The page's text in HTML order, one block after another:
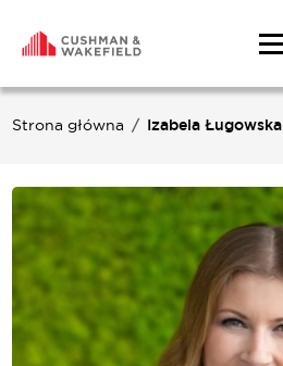
Strona główna Izabela Ługowska